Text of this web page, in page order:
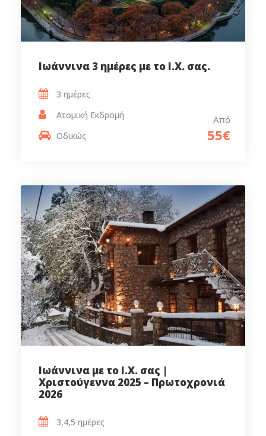
Ιωάννινα 3 ημέρες με το Ι.Χ. σας.
Από
55€
3 ημέρες‎
Ατομική Εκδρομή
Οδικώς
Ιωάννινα με το Ι.Χ. σας |
Χριστούγεννα 2025 – Πρωτοχρονιά
2026
3,4,5 ημέρες‎